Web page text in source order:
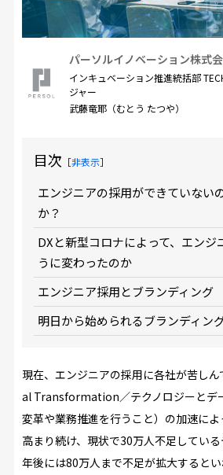
パーソルイノベーション株式
インキュベーション推進統括部
ジャー
武藤竜耶（むとう たつや）
目次 ［非表示］
エンジニアの採用ができていない
か？
DXと新型コロナによって、エンジ
うに変わったのか
エンジニア採用とブランディング
明日から始められるブランディン
現在、エンジニアの採用に各社が苦し
al Transformation／テクノロジーとデ
変革や業務推進を行うこと）の加速に
高まり続け、現状で30万人不足してい
年後には80万人まで不足が拡大すると